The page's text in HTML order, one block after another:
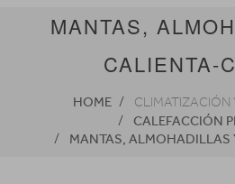
MANTAS,
CALIENTA-
HOME CLIMATIZACIÓN
CALEFACCIÓN
MANTAS, ALMOHADILLAS